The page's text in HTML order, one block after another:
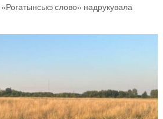
слово» надрукувала
«Український добровольчий